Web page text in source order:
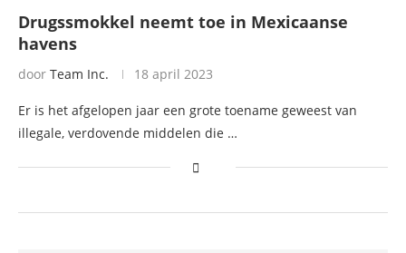
Drugssmokkel neemt toe in Mexicaanse
havens
door Team Inc. 18 april 2023
Er is het afgelopen jaar een grote toename geweest van
illegale, verdovende middelen die …